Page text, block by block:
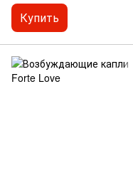
Купить